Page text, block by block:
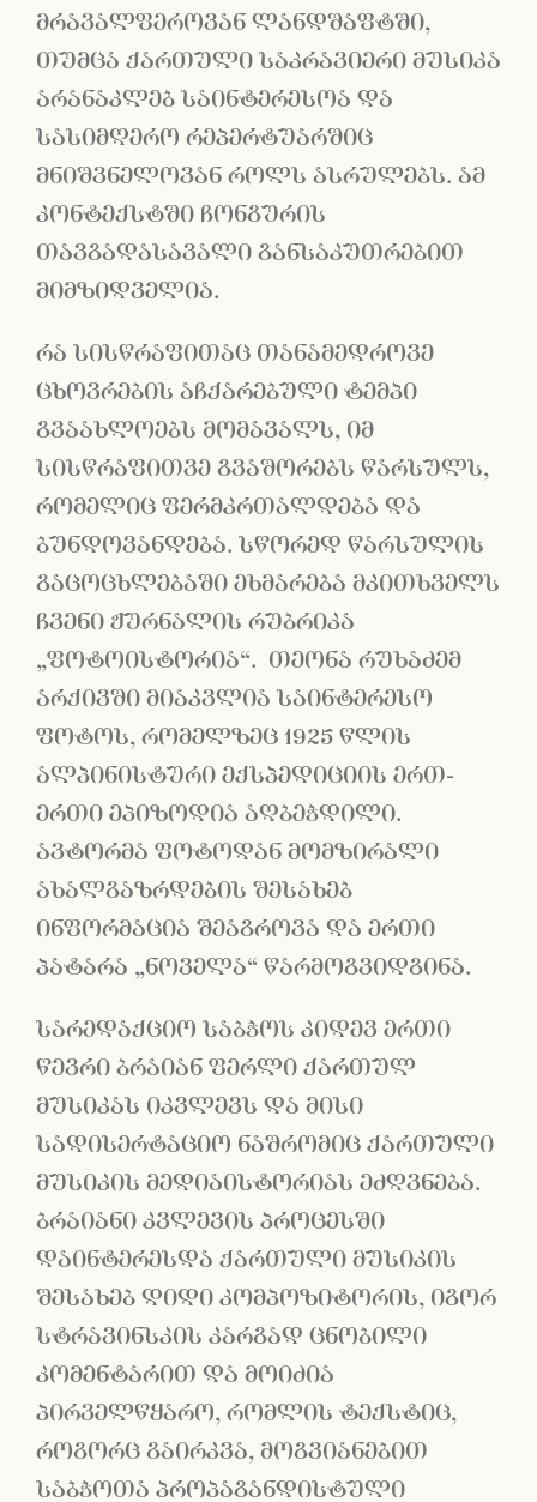
მრავალფეროვან ლანდშაფტში,
თუმცა ქართული საკრავიერი მუსიკა
არანაკლებ საინტერესოა და
სასიმღერო რეპერტუარშიც
მნიშვნელოვან როლს ასრულებს. ამ
კონტექსტში ჩონგურის
თავგადასავალი განსაკუთრებით
მიმზიდველია.
რა სისწრაფითაც თანამედროვე
ცხოვრების აჩქარებული ტემპი
გვაახლოებს მომავალს, იმ
სისწრაფითვე გვაშორებს წარსულს,
რომელიც ფერმკრთალდება და
ბუნდოვანდება. სწორედ წარსულის
გაცოცხლებაში ეხმარება მკითხველს
ჩვენი ჟურნალის რუბრიკა
„ფოტოისტორია“. თეონა რუხაძემ
არქივში მიაკვლია საინტერესო
ფოტოს, რომელზეც 1925 წლის
ალპინისტური ექსპედიციის ერთ-
ერთი ეპიზოდია აღბეჭდილი.
ავტორმა ფოტოდან მომზირალი
ახალგაზრდების შესახებ
ინფორმაცია შეაგროვა და ერთი
პატარა „ნოველა“ წარმოგვიდგინა.
სარედაქციო საბჭოს კიდევ ერთი
წევრი ბრაიან ფერლი ქართულ
მუსიკას იკვლევს და მისი
სადისერტაციო ნაშრომიც ქართული
მუსიკის მედიაისტორიას ეძღვნება.
ბრაიანი კვლევის პროცესში
დაინტერესდა ქართული მუსიკის
შესახებ დიდი კომპოზიტორის, იგორ
სტრავინსკის კარგად ცნობილი
კომენტარით და მოიძია
პირველწყარო, რომლის ტექსტიც,
როგორც გაირკვა, მოგვიანებით
საბჭოთა პროპაგანდისტული